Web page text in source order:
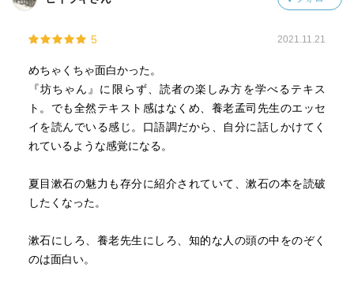
も引っかかるところがあります。しかし、漱石にはそれが
い」わけではありません。 漱石の文章は私にピッタリく
とんどの作品を読み終わりました。当時は『三四郎』まで
は面白かった。ただ、『明暗』や『それから』は少し大人
の小説で、あまりピンときませんでした。 読みやすく、
わかりやすく、誰もが知っている。私が子どもの頃、漱石
ん。毎年、読書感想文の課題図書にもなっている。日本人
—『別冊ＮＨＫ１００分ｄｅ名著 読書の学校 養老孟
5 2021.11.21
めちゃくちゃ面白かった。
『坊ちゃん』に限らず、読者の楽しみ方を学べるテキス
ト。でも全然テキスト感はなくめ、養老孟司先生のエッセ
イを読んでいる感じ。口語調だから、自分に話しかけてく
れているような感覚になる。
夏目漱石の魅力も存分に紹介されていて、漱石の本を読破
したくなった。
漱石にしろ、養老先生にしろ、知的な人の頭の中をのぞく
のは面白い。